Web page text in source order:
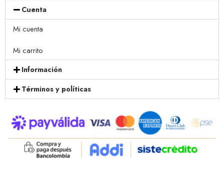
Cuenta
Mi cuenta
Mi carrito
Información
Términos y políticas